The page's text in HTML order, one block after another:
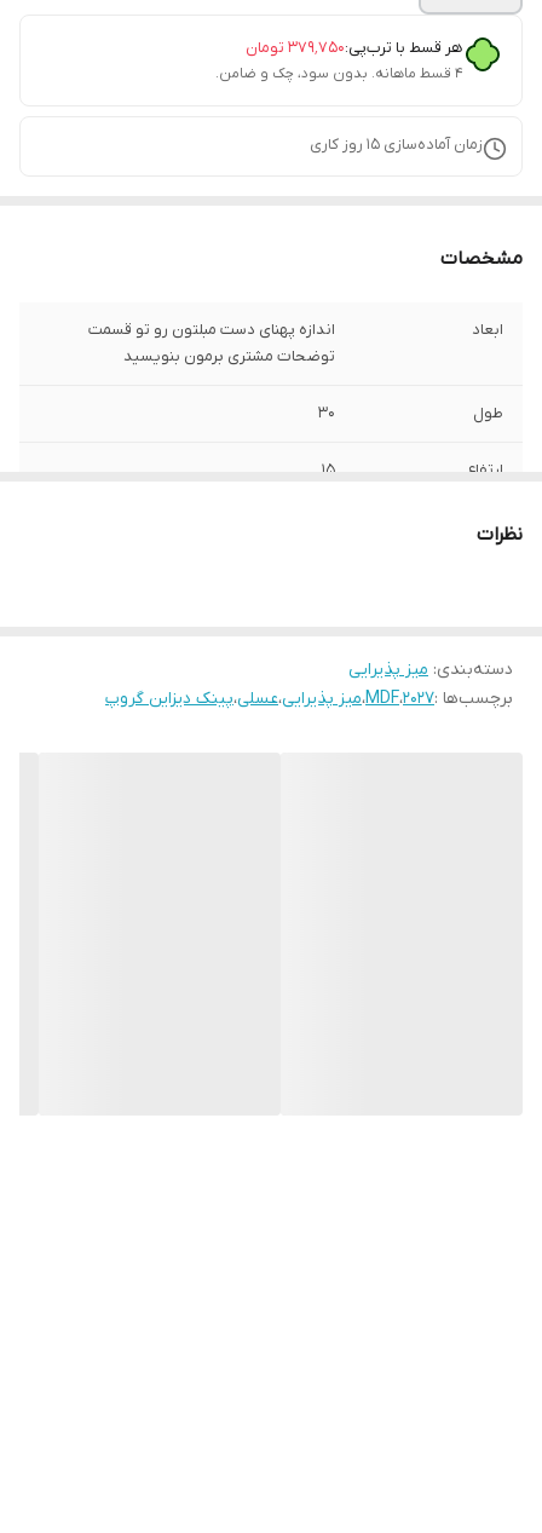
هر قسط با ترب‌پی:۳۷۹٬۷۵۰ تومان
۴ قسط ماهانه. بدون سود، چک و ضامن.
زمان آماده‌سازی 15 روز کاری
مشخصات
ابعاد
اندازه پهنای دست مبلتون رو تو قسمت
توضحات مشتری برمون بنویسید
طول 30
ارتفاع 15
نظرات
دسته‌بندی: میز پذیرایی
برچسب‌ها :2027،MDF،میز پذیرایی،عسلی،پینک دیزاین گروپ